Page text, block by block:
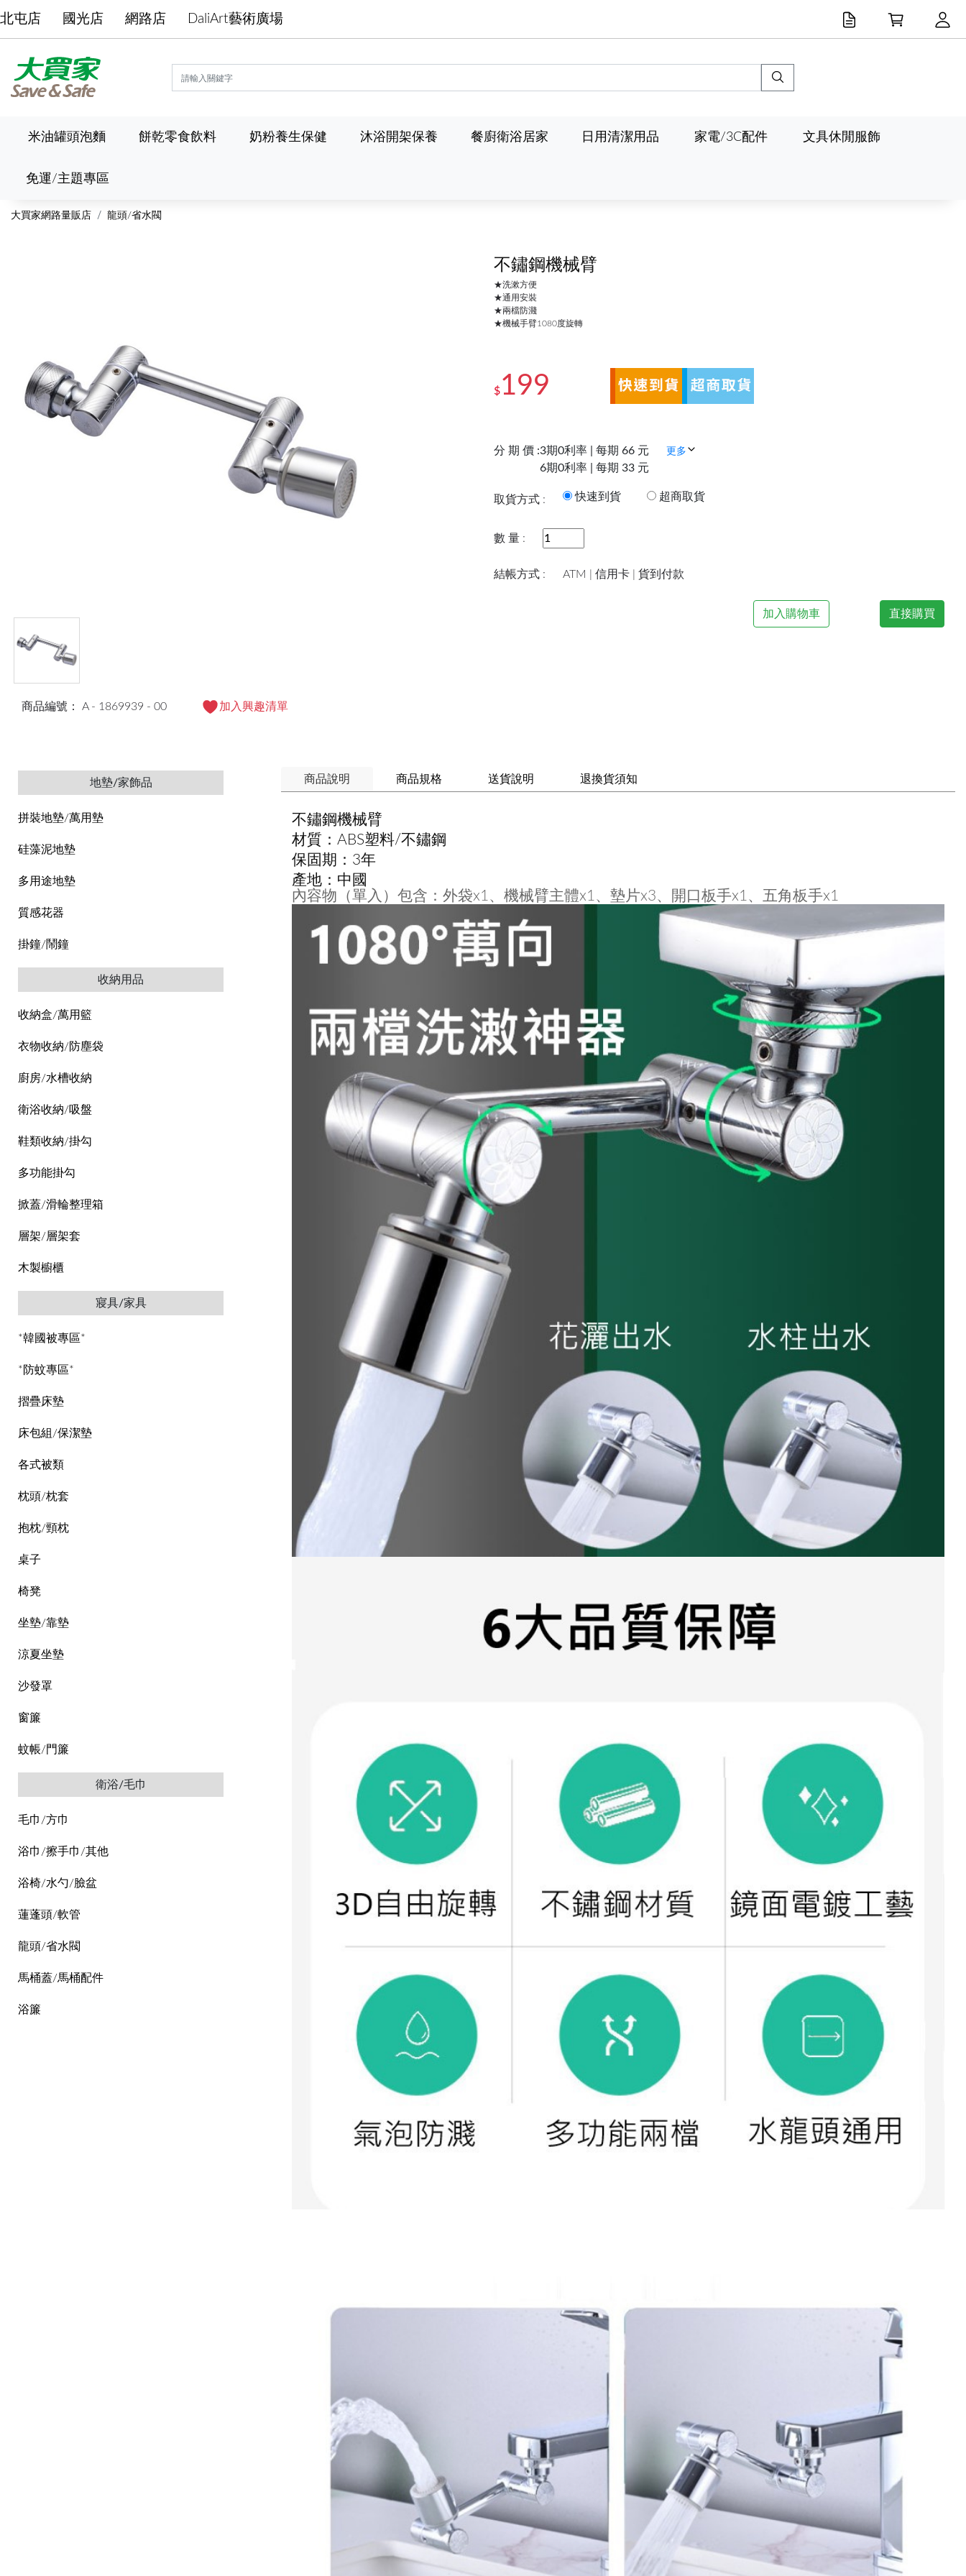
北屯店 國光店 網路店 DaliArt藝術廣場
米油罐頭泡麵 餅乾零食飲料 奶粉養生保健 沐浴開架保養 餐廚衛浴居家 日用清潔用品 家電/3C配件 文具休閒服飾
免運/主題專區
大買家網路量販店 龍頭/省水閥
商品編號： A - 1869939 - 00 加入興趣清單
不鏽鋼機械臂
★洗漱方便
★通用安裝
★兩檔防濺
★機械手臂1080度旋轉
$199
分 期 價 :3期0利率 | 每期 66 元
6期0利率 | 每期 33 元
更多
取貨方式 : 快速到貨 超商取貨
數 量 :
結帳方式 : ATM | 信用卡 | 貨到付款
加入購物車 直接購買
地墊/家飾品
拼裝地墊/萬用墊
硅藻泥地墊
多用途地墊
質感花器
掛鐘/鬧鐘
收納用品
收納盒/萬用籃
衣物收納/防塵袋
廚房/水槽收納
衛浴收納/吸盤
鞋類收納/掛勾
多功能掛勾
掀蓋/滑輪整理箱
層架/層架套
木製櫥櫃
寢具/家具
*韓國被專區*
*防蚊專區*
摺疊床墊
床包組/保潔墊
各式被類
枕頭/枕套
抱枕/頸枕
桌子
椅凳
坐墊/靠墊
涼夏坐墊
沙發罩
窗簾
蚊帳/門簾
衛浴/毛巾
毛巾/方巾
浴巾/擦手巾/其他
浴椅/水勺/臉盆
蓮蓬頭/軟管
龍頭/省水閥
馬桶蓋/馬桶配件
浴簾
商品說明 商品規格 送貨說明 退換貨須知
不鏽鋼機械臂
材質：ABS塑料/不鏽鋼
保固期：3年
產地：中國
內容物（單入）包含：外袋x1、機械臂主體x1、墊片x3、開口板手x1、五角板手x1